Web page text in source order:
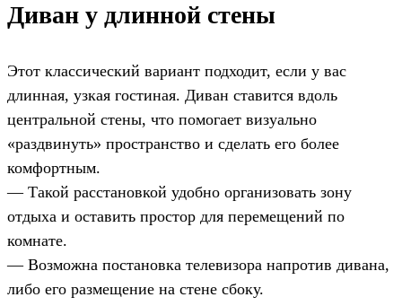
Диван у длинной стены
Этот классический вариант подходит, если у вас
длинная, узкая гостиная. Диван ставится вдоль
центральной стены, что помогает визуально
«раздвинуть» пространство и сделать его более
комфортным.
— Такой расстановкой удобно организовать зону
отдыха и оставить простор для перемещений по
комнате.
— Возможна постановка телевизора напротив дивана,
либо его размещение на стене сбоку.